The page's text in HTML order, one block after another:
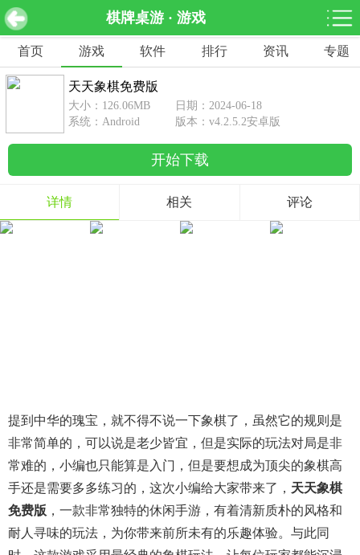
棋牌桌游 · 游戏
网游分类 软件分类
休闲益智
462款游戏
赛车竞速
122款游戏
43款游戏
1642款游戏
动作射击
351款游戏
69款游戏
经营养成
策略塔防
冒险解谜
首页 游戏 软件 排行 资讯 专题
天天象棋免费版 v4.2.5.2安卓版 下载
天天象棋免费版
大小：126.06MB
日期：2024-06-18
系统：Android
版本：v4.2.5.2安卓版
开始下载
详情 相关 评论
提到中华的瑰宝，就不得不说一下象棋了，虽然它的规则是
非常简单的，可以说是老少皆宜，但是实际的玩法对局是非
常难的，小编也只能算是入门，但是要想成为顶尖的象棋高
手还是需要多多练习的，这次小编给大家带来了， 天天象棋
免费版 ，一款非常独特的休闲手游，有着清新质朴的风格和
耐人寻味的玩法，为你带来前所未有的乐趣体验。与此同